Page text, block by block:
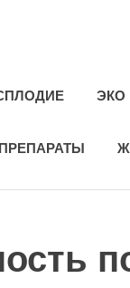
ЭКО
ПРЕПАРАТЫ